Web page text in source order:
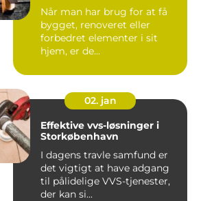
Når man har brug for at få
bygget, renoveret eller
forbedret elementer i sit
hjem, er de...
02. jan
Effektive vvs-løsninger i
Storkøbenhavn
I dagens travle samfund er
det vigtigt at have adgang
til pålidelige VVS-tjenester,
der kan si...